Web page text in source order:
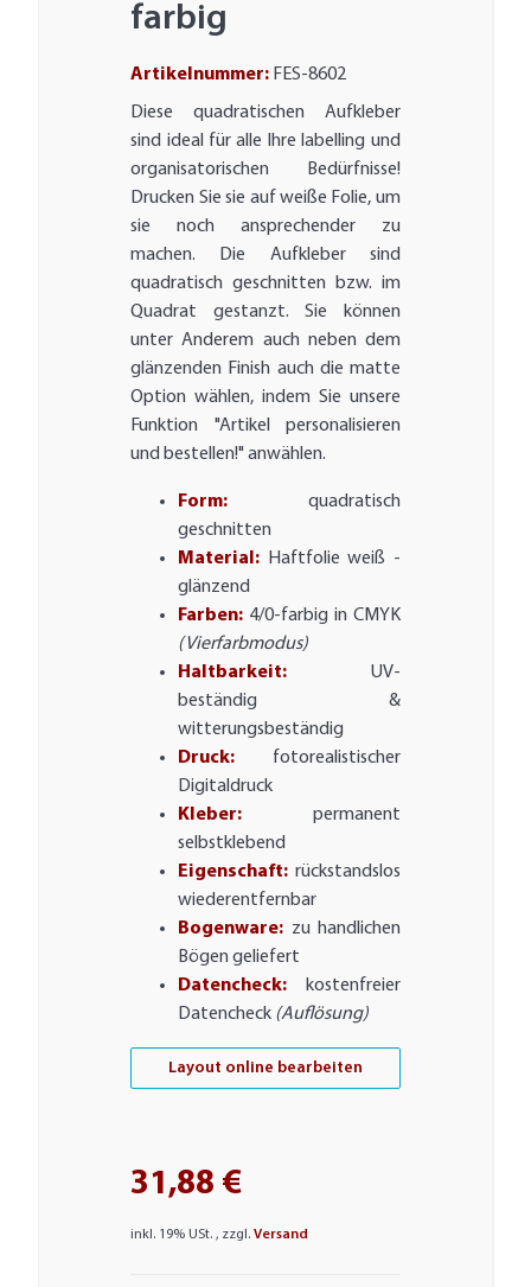
farbig
Artikelnummer: FES-8602
Diese quadratischen Aufkleber
sind ideal für alle Ihre labelling und
organisatorischen Bedürfnisse!
Drucken Sie sie auf weiße Folie, um
sie noch ansprechender zu
machen. Die Aufkleber sind
quadratisch geschnitten bzw. im
Quadrat gestanzt. Sie können
unter Anderem auch neben dem
glänzenden Finish auch die matte
Option wählen, indem Sie unsere
Funktion "Artikel personalisieren
und bestellen!" anwählen.
Form: quadratisch
geschnitten
Material: Haftfolie weiß -
glänzend
Farben: 4/0-farbig in CMYK
(Vierfarbmodus)
Haltbarkeit: UV-
beständig &
witterungsbeständig
Druck: fotorealistischer
Digitaldruck
Kleber: permanent
selbstklebend
Eigenschaft: rückstandslos
wiederentfernbar
Bogenware: zu handlichen
Bögen geliefert
Datencheck: kostenfreier
Datencheck (Auflösung)
Layout online bearbeiten
31,88 €
inkl. 19% USt. , zzgl.Versand